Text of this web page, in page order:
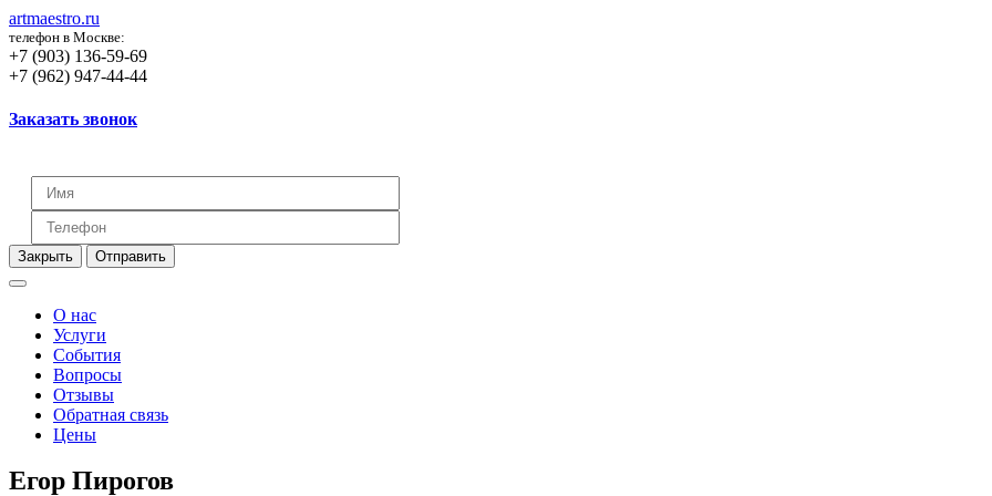
artmaestro.ru
телефон в Москве:
+7 (903) 136-59-69
+7 (962) 947-44-44
Заказать звонок
Закрыть Отправить
О нас
Услуги
События
Вопросы
Отзывы
Обратная связь
Цены
Егор Пирогов